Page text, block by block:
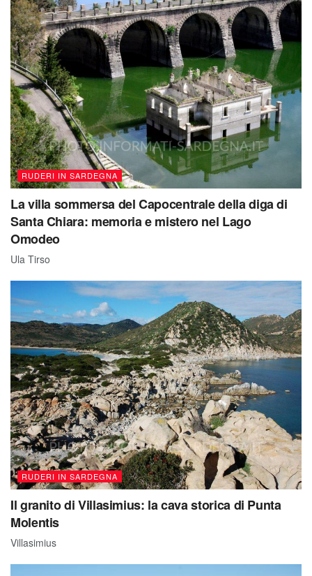
RUDERI IN SARDEGNA
La villa sommersa del Capocentrale della diga di
Santa Chiara: memoria e mistero nel Lago
Omodeo
Ula Tirso
RUDERI IN SARDEGNA
Il granito di Villasimius: la cava storica di Punta
Molentis
Villasimius